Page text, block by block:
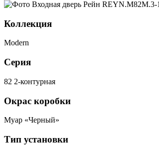
Коллекция
Modern
Серия
82 2-контурная
Окрас коробки
Муар «Черный»
Тип установки